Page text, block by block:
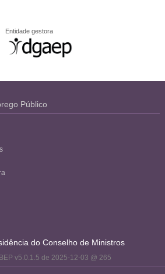
Entidade gestora
Público
do Conselho de Ministros
BEP v5.0.1.5 de 2025-12-03 @ 265